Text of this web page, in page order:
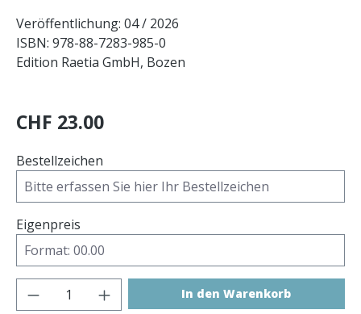
Veröffentlichung: 04 / 2026
ISBN: 978-88-7283-985-0
Edition Raetia GmbH, Bozen
CHF 23.00
Bestellzeichen
Eigenpreis
Produkt Anzahl: Gib den gewünschten
In den Warenkorb